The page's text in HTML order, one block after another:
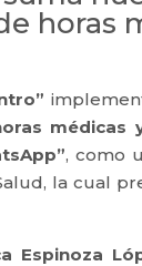
horas
médicas
, como
la cual
Espinoza